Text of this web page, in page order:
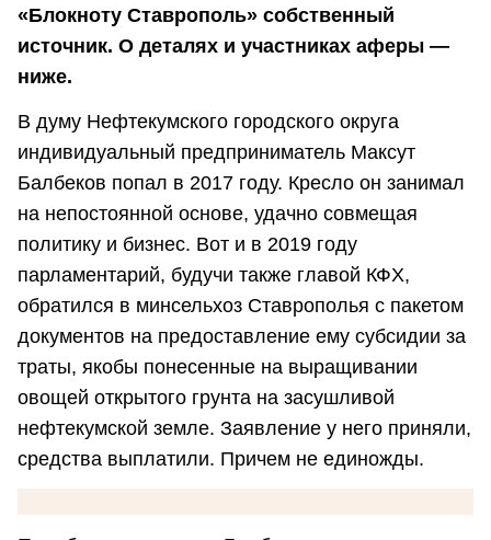
«Блокноту Ставрополь» собственный
источник. О деталях и участниках аферы —
ниже.
В думу Нефтекумского городского округа
индивидуальный предприниматель Максут
Балбеков попал в 2017 году. Кресло он занимал
на непостоянной основе, удачно совмещая
политику и бизнес. Вот и в 2019 году
парламентарий, будучи также главой КФХ,
обратился в минсельхоз Ставрополья с пакетом
документов на предоставление ему субсидии за
траты, якобы понесенные на выращивании
овощей открытого грунта на засушливой
нефтекумской земле. Заявление у него приняли,
средства выплатили. Причем не единожды.